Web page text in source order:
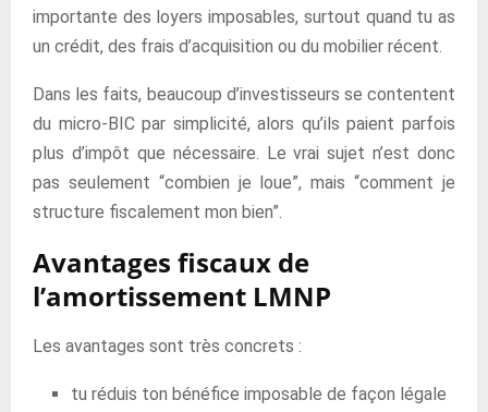
importante des loyers imposables, surtout quand tu as
un crédit, des frais d’acquisition ou du mobilier récent.
Dans les faits, beaucoup d’investisseurs se contentent
du micro-BIC par simplicité, alors qu’ils paient parfois
plus d’impôt que nécessaire. Le vrai sujet n’est donc
pas seulement “combien je loue”, mais “comment je
structure fiscalement mon bien”.
Avantages fiscaux de
l’amortissement LMNP
Les avantages sont très concrets :
tu réduis ton bénéfice imposable de façon légale